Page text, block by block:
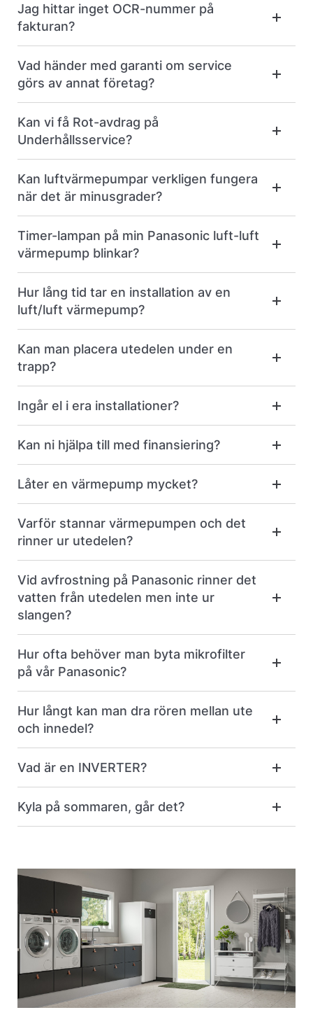
Jag hittar inget OCR-nummer på
fakturan?
Vad händer med garanti om service
görs av annat företag?
Kan vi få Rot-avdrag på
Underhållsservice?
Kan luftvärmepumpar verkligen fungera
när det är minusgrader?
Timer-lampan på min Panasonic luft-luft
värmepump blinkar?
Hur lång tid tar en installation av en
luft/luft värmepump?
Kan man placera utedelen under en
trapp?
Ingår el i era installationer?
Kan ni hjälpa till med finansiering?
Låter en värmepump mycket?
Varför stannar värmepumpen och det
rinner ur utedelen?
Vid avfrostning på Panasonic rinner det
vatten från utedelen men inte ur
slangen?
Hur ofta behöver man byta mikrofilter
på vår Panasonic?
Hur långt kan man dra rören mellan ute
och innedel?
Vad är en INVERTER?
Kyla på sommaren, går det?